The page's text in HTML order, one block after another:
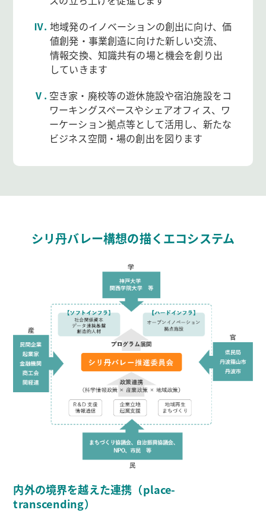
Ⅳ. 地域発のイノベーションの創出に向け、価
値創発・事業創造に向けた新しい交流、
情報交換、知識共有の場と機会を創り出
していきます
Ⅴ. 空き家・廃校等の遊休施設や宿泊施設をコ
ワーキングスペースやシェアオフィス、ワ
ーケーション拠点等として活用し、新たな
ビジネス空間・場の創出を図ります
シリ丹バレー構想の描くエコシステム
内外の境界を越えた連携（place-
transcending）